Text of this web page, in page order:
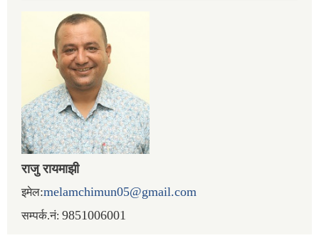
राजु रायमाझी
इमेल:melamchimun05@gmail.com
सम्पर्क.नं: 9851006001